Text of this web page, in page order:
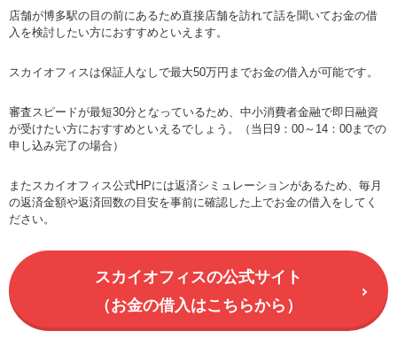
店舗が博多駅の目の前にあるため直接店舗を訪れて話を聞いてお金の借
入を検討したい方におすすめといえます。
スカイオフィスは保証人なしで最大50万円までお金の借入が可能です。
審査スピードが最短30分となっているため、中小消費者金融で即日融資
が受けたい方におすすめといえるでしょう。（当日9：00～14：00までの
申し込み完了の場合）
またスカイオフィス公式HPには返済シミュレーションがあるため、毎月
の返済金額や返済回数の目安を事前に確認した上でお金の借入をしてく
ださい。
スカイオフィスの公式サイト
（お金の借入はこちらから）